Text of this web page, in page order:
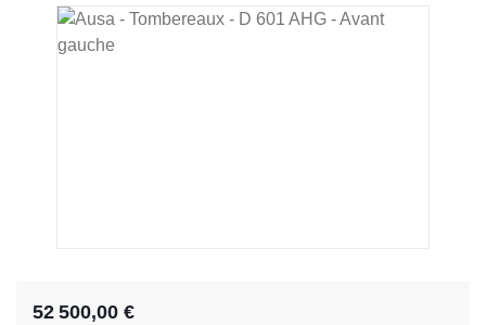
Ignorer la galerie d'images
52 500,00 €